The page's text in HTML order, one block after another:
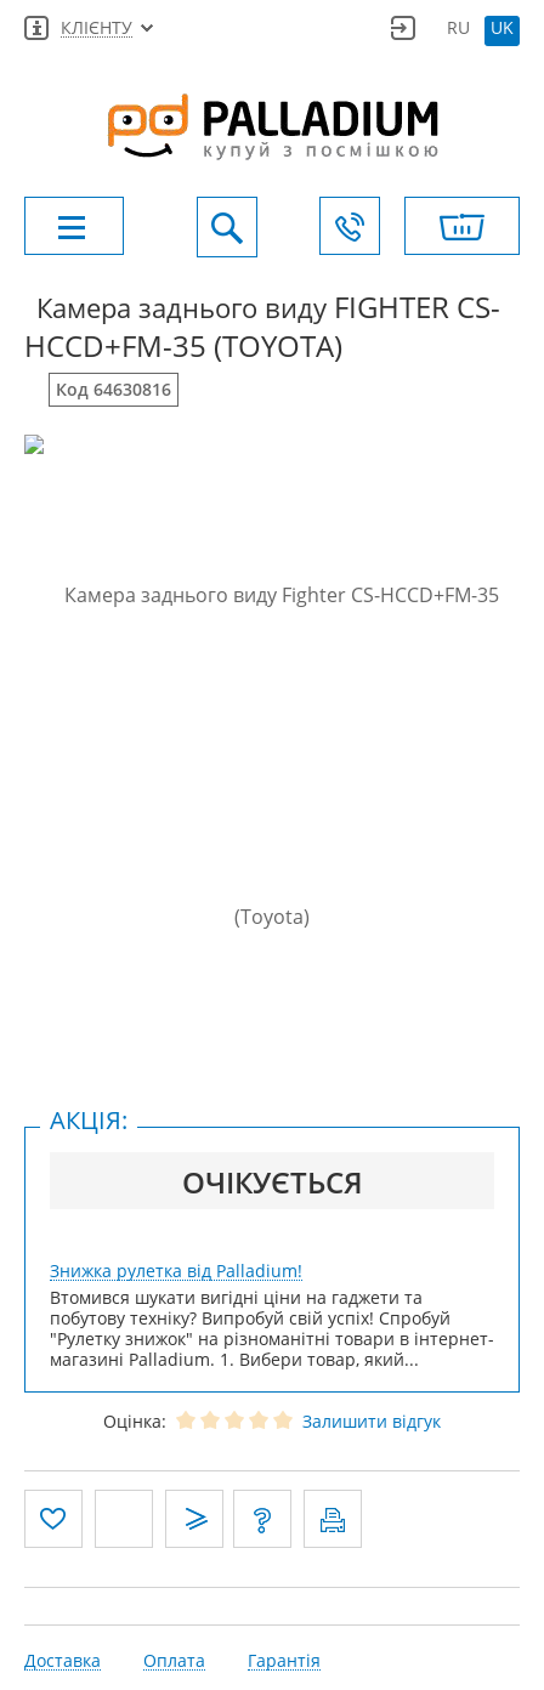
КЛІЄНТУ RU UK
Камера заднього виду FIGHTER CS-
HCCD+FM-35 (TOYOTA)
Код 64630816
ОЧІКУЄТЬСЯ
АКЦІЯ:
Знижка рулетка від Palladium!
Втомився шукати вигідні ціни на гаджети та
побутову техніку? Випробуй свій успіх! Спробуй
"Рулетку знижок" на різноманітні товари в інтернет-
магазині Palladium. 1. Вибери товар, який...
Оцінка: Залишити відгук
Доставка Оплата
Гарантія